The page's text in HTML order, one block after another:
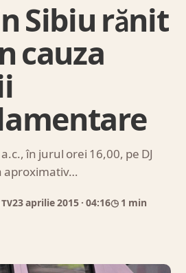
Sibiu rănit
cauza
în jurul orei 16,00, pe DJ
aproximativ…
23 aprilie 2015 · 04:16◷ 1 min